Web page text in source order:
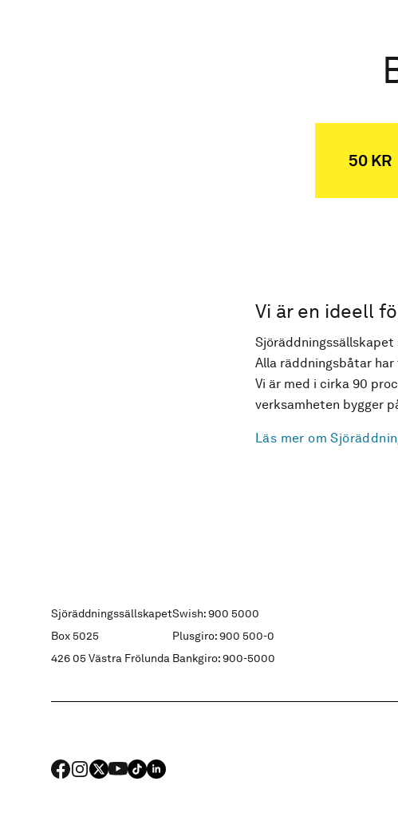
50 KR
Vi är en ideell
Alla räddningsbåtar
Vi är med i cirka 90
verksamheten bygger
Läs mer om
Sjöräddningssällskapet
Box 5025
426 05 Västra Frölunda
Swish: 900 5000
Plusgiro: 900 500-0
Bankgiro: 900-5000
FACEBOOK
Instagram
X YouTube
TIKTOKLINKED IN